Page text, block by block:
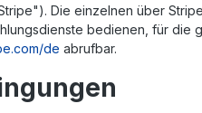
Die einzelnen über
bedienen, für
de abrufbar.